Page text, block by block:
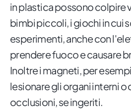
in plastica possono colpire
bimbi piccoli, i giochi in cui
esperimenti, anche con
prendere fuoco e causare
Inoltre i magneti, per
lesionare gli organi interni o
occlusioni, se ingeriti.